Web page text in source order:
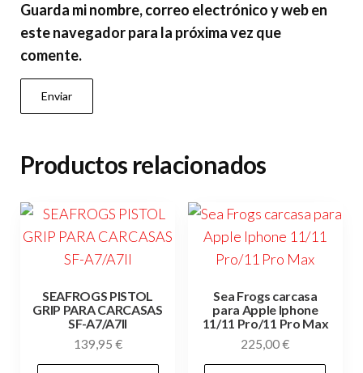
Guarda mi nombre, correo electrónico y web en
este navegador para la próxima vez que
comente.
Productos relacionados
SEAFROGS PISTOL
GRIP PARA CARCASAS
SF-A7/A7II
139,95 €
Sea Frogs carcasa
para Apple Iphone
11/11 Pro/11 Pro Max
225,00€